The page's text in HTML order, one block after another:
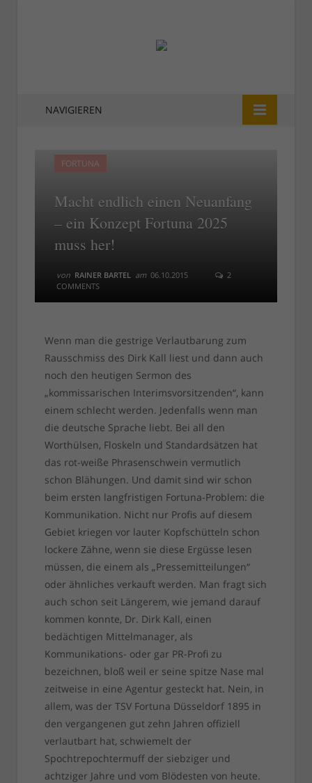
NAVIGIEREN
FORTUNA
Macht endlich einen Neuanfang
– ein Konzept Fortuna 2025
muss her!
von RAINER BARTEL am 06.10.2015
2
COMMENTS
Wenn man die gestrige Verlautbarung zum
Rausschmiss des Dirk Kall liest und dann auch
noch den heutigen Sermon des
„kommissarischen Interimsvorsitzenden“, kann
einem schlecht werden. Jedenfalls wenn man
die deutsche Sprache liebt. Bei all den
Worthülsen, Floskeln und Standardsätzen hat
das rot-weiße Phrasenschwein vermutlich
schon Blähungen. Und damit sind wir schon
beim ersten langfristigen Fortuna-Problem: die
Kommunikation. Nicht nur Profis auf diesem
Gebiet kriegen vor lauter Kopfschütteln schon
lockere Zähne, wenn sie diese Ergüsse lesen
müssen, die einem als „Pressemitteilungen“
oder ähnliches verkauft werden. Man fragt sich
auch schon seit Längerem, wie jemand darauf
kommen konnte, Dr. Dirk Kall, einen
bedächtigen Mittelmanager, als
Kommunikations- oder gar PR-Profi zu
bezeichnen, bloß weil er seine spitze Nase mal
zeitweise in eine Agentur gesteckt hat. Nein, in
allem, was der TSV Fortuna Düsseldorf 1895 in
den vergangenen gut zehn Jahren offiziell
verlautbart hat, schwiemelt der
Spochtrepochtermuff der siebziger und
achtziger Jahre und vom Blödesten von heute.